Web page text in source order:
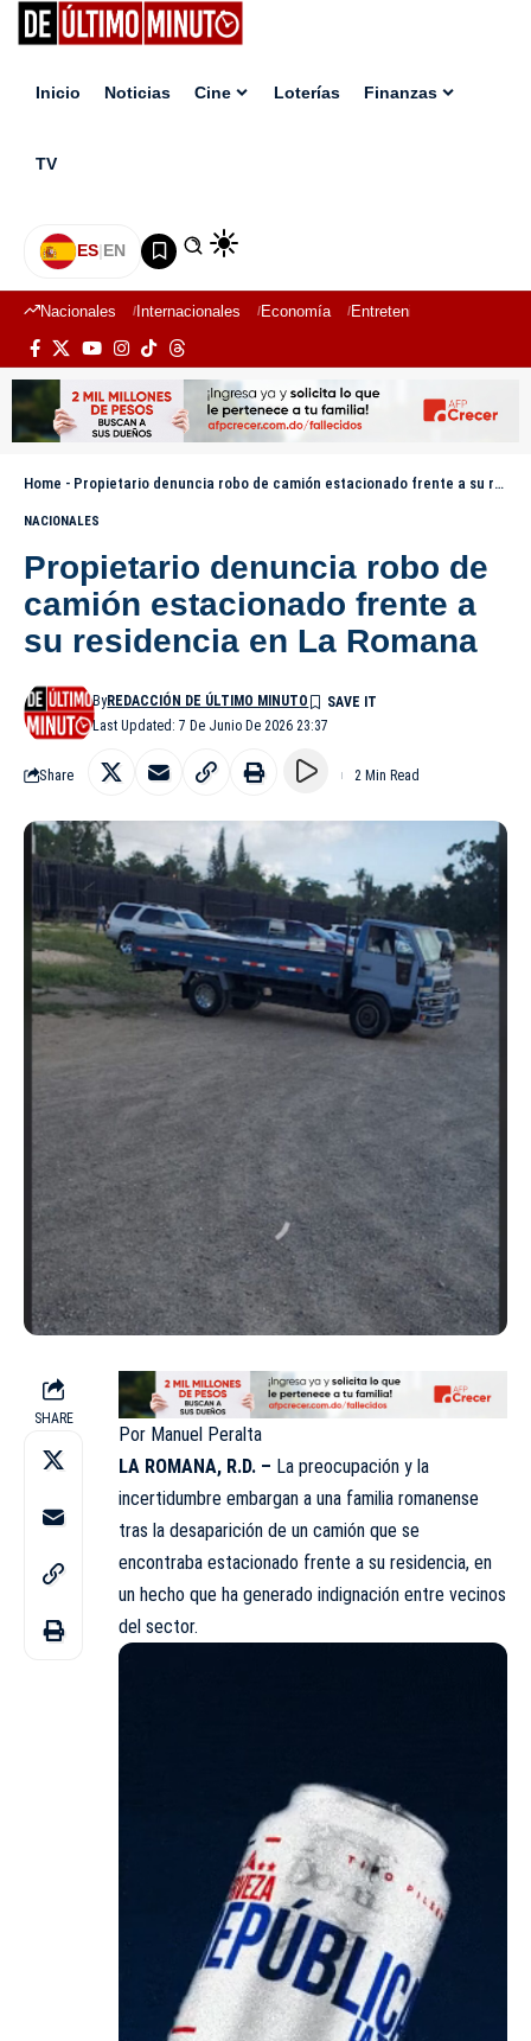
Inicio Noticias Cine Loterías Finanzas
TV
ES|EN
Nacionales Internacionales Economía Entretenimiento
Home - Propietario denuncia robo de camión estacionado frente a su residencia en La Romana
NACIONALES
Propietario denuncia robo de
camión estacionado frente a
su residencia en La Romana
Last Updated: 7 De Junio De 2026 23:37
ByREDACCIÓN DE ÚLTIMO MINUTO
Share 2 Min Read
SHARE
Por Manuel Peralta
LA ROMANA, R.D. – La preocupación y la
incertidumbre embargan a una familia romanense
tras la desaparición de un camión que se
encontraba estacionado frente a su residencia, en
un hecho que ha generado indignación entre vecinos
del sector.